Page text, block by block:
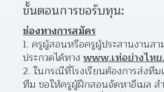
ขั้นตอนการขอรับทุน:
ช่องทางการสมัคร
ครูผู้สอนหรือครูผู้ประสานงานสา
ประกวดได้ทาง www.เท่อย่างไท
ในกรณีที่โรงเรียนต้องการส่งทีม
ทีม ขอให้ครูผู้ฝึกสอนจัดหาอีเมล ส